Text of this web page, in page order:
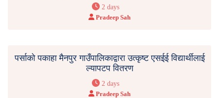
2 days
Pradeep Sah
पर्साको पकाहा मैनपुर गाउँपालिकाद्वारा उत्कृष्ट एसईई विद्यार्थीलाई
ल्यापटप वितरण
2 days
Pradeep Sah